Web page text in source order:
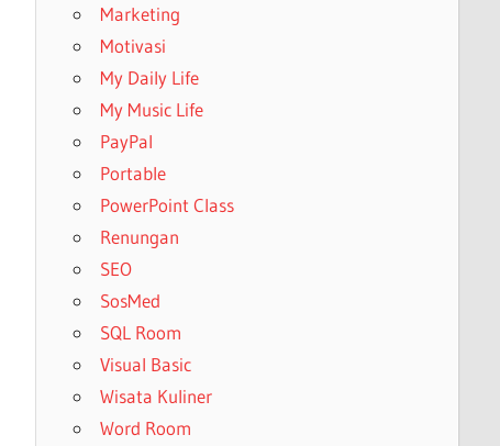
Marketing
Motivasi
My Daily Life
My Music Life
PayPal
Portable
PowerPoint Class
Renungan
SEO
SosMed
SQL Room
Visual Basic
Wisata Kuliner
Word Room